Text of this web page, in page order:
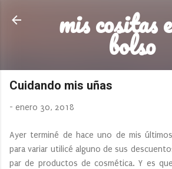
Ir al contenido principal
mis cositas
bolso
Cuidando mis uñas
- enero 30, 2018
Ayer terminé de hace uno de mis
para variar utilicé alguno de sus
par de productos de cosmética. Y es